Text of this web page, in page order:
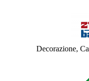
Decorazione,